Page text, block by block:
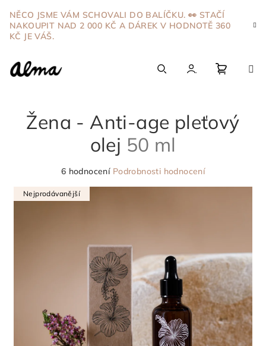
obsah
NĚCO JSME VÁM SCHOVALI DO BALÍČKU. 👀 STAČÍ
NAKOUPIT NAD 2 000 KČ A DÁREK V HODNOTĚ 360
KČ JE VÁŠ.
košík
Žena - Anti-age pleťový
olej 50 ml
produktu
6 hodnocení Podrobnosti hodnocení
Nejprodávanější